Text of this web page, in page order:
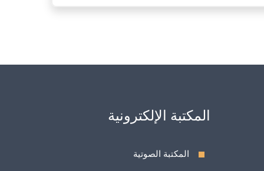
المكتبة الإلكترونية
المكتبة الصوتية